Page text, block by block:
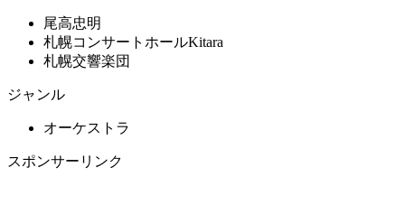
尾高忠明
札幌コンサートホールKitara
札幌交響楽団
ジャンル
オーケストラ
スポンサーリンク